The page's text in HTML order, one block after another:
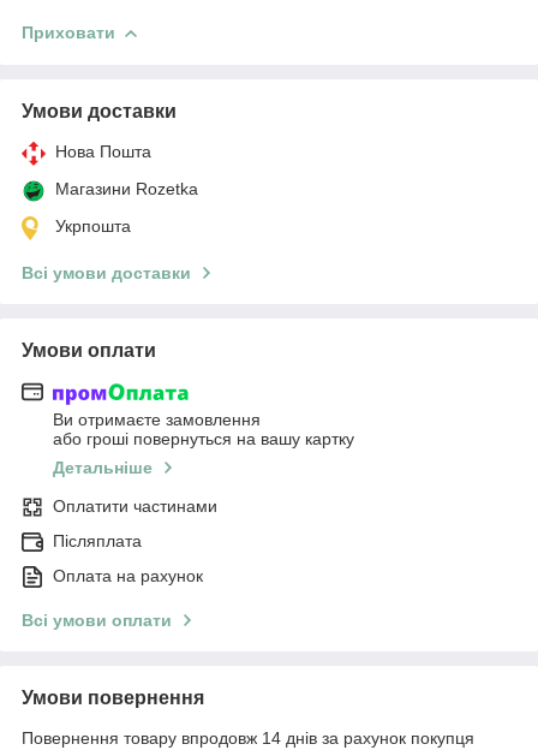
Приховати
Умови доставки
Нова Пошта
Магазини Rozetka
Укрпошта
Всі умови доставки
Умови оплати
Ви отримаєте замовлення
або гроші повернуться на вашу картку
Детальніше
Оплатити частинами
Післяплата
Оплата на рахунок
Всі умови оплати
Умови повернення
Повернення товару впродовж 14 днів за рахунок покупця